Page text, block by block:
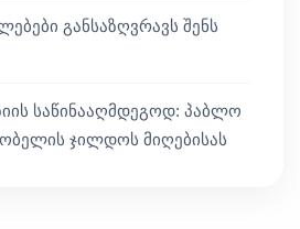
განსაზღვრავს შენს
საწინააღმდეგოდ: პაბლო
ჯილდოს მიღებისას